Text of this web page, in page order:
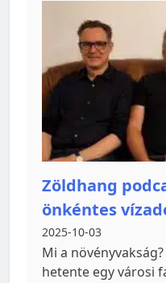
Zöldhang
önkéntes
2025-10-03
Mi a
hetente egy városi